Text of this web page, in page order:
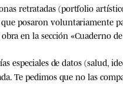
retratadas (portfolio
que posaron voluntariamente
en la sección «Cuaderno
especiales de datos (salud,
Te pedimos que no las